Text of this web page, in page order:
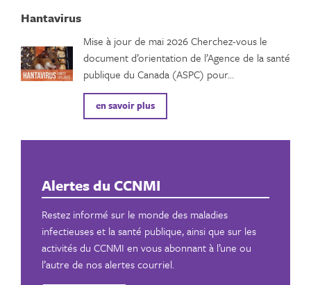
Hantavirus
Mise à jour de mai 2026 Cherchez-vous le
document d’orientation de l’Agence de la santé
publique du Canada (ASPC) pour…
en savoir plus
Alertes du CCNMI
Restez informé sur le monde des maladies
infectieuses et la santé publique, ainsi que sur les
activités du CCNMI en vous abonnant à l’une ou
l’autre de nos alertes courriel.